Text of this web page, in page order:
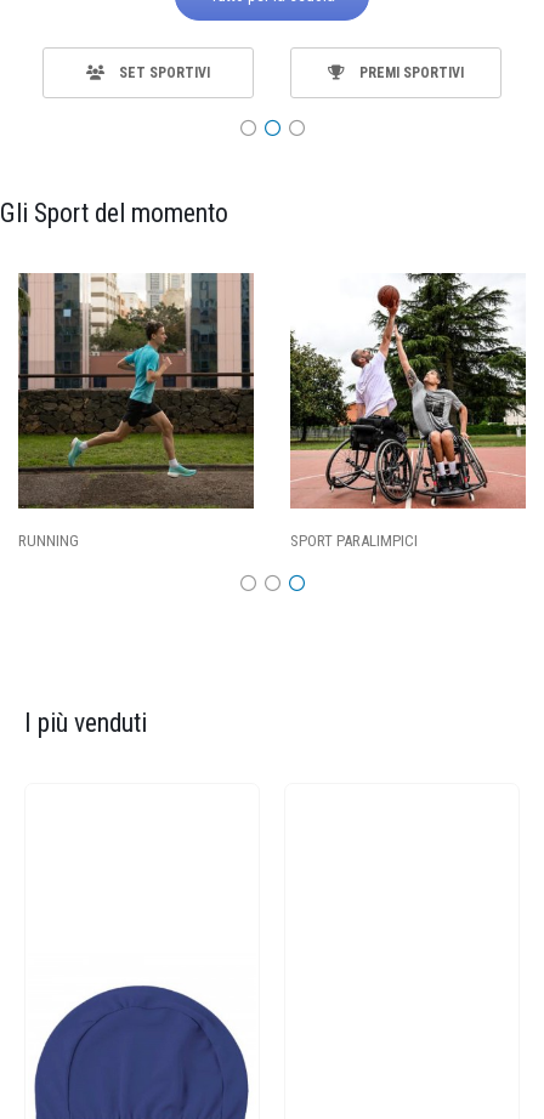
SET SPORTIVI PREMI SPORTIVI
Gli Sport del momento
SPORT PARALIMPICI CALCIO
I più venduti